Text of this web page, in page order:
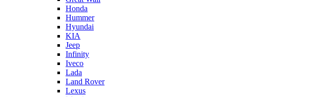
Honda
Hummer
Hyundai
KIA
Jeep
Infinity
Iveco
Lada
Land Rover
Lexus